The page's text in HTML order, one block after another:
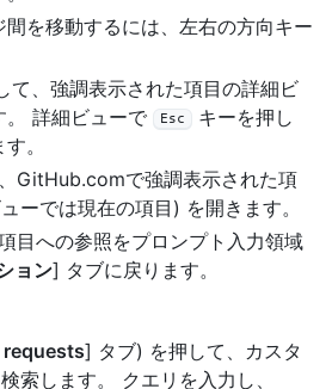
間を移動するには、左右の方向キー
て、強調表示された項目の詳細ビ
。 詳細ビューで
Esc
キーを押し
。
GitHub.comで強調表示された項
ーでは現在の項目) を開きます。
目への参照をプロンプト入力領域
ョン] タブに戻ります。
requests] タブ) を押して、カスタ
索します。 クエリを入力し、